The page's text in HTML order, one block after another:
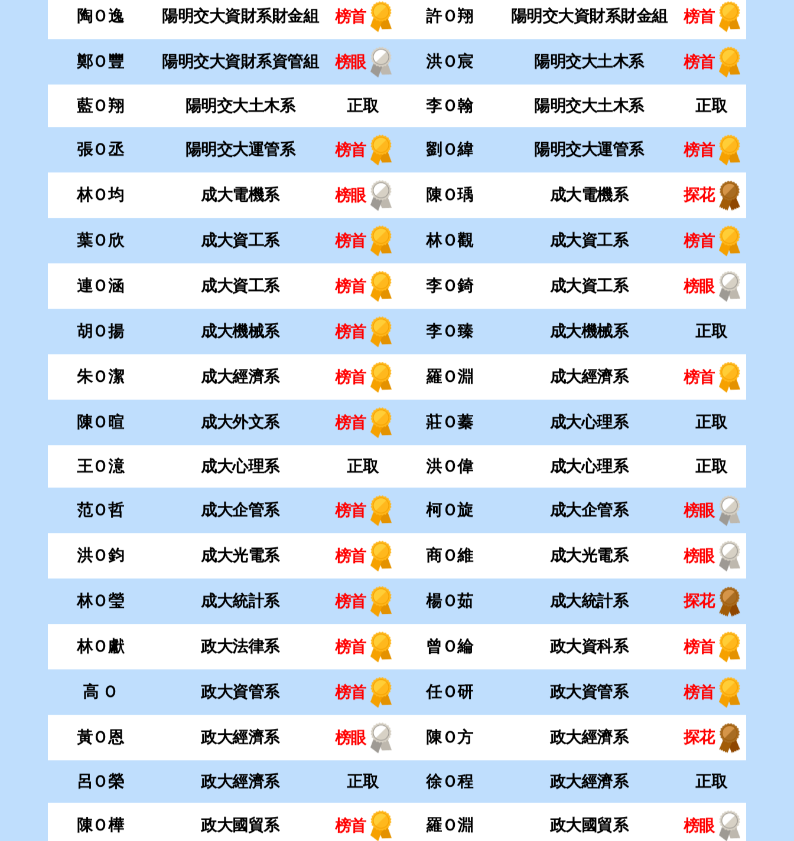
張Ｏ丞 陽明交大運管系 榜首 劉Ｏ緯 陽明交大運管系 榜首
林Ｏ均 成大電機系 榜眼 陳Ｏ瑀 成大電機系 探花
葉Ｏ欣 成大資工系 榜首 林Ｏ觀 成大資工系 榜首
連Ｏ涵 成大資工系 榜首 李Ｏ錡 成大資工系 榜眼
胡Ｏ揚 成大機械系 榜首 李Ｏ臻 成大機械系 正取
朱Ｏ潔 成大經濟系 榜首 羅Ｏ淵 成大經濟系 榜首
陳Ｏ暄 成大外文系 榜首 莊Ｏ蓁 成大心理系 正取
王Ｏ澺 成大心理系 正取 洪Ｏ偉 成大心理系 正取
范Ｏ哲 成大企管系 榜首 柯Ｏ旋 成大企管系 榜眼
洪Ｏ鈞 成大光電系 榜首 商Ｏ維 成大光電系 榜眼
林Ｏ瑩 成大統計系 榜首 楊Ｏ茹 成大統計系 探花
林Ｏ獻 政大法律系 榜首 曾Ｏ綸 政大資科系 榜首
高 Ｏ 政大資管系 榜首 任Ｏ研 政大資管系 榜首
黃Ｏ恩 政大經濟系 榜眼 陳Ｏ方 政大經濟系 探花
呂Ｏ榮 政大經濟系 正取 徐Ｏ程 政大經濟系 正取
陳Ｏ樺 政大國貿系 榜首 羅Ｏ淵 政大國貿系 榜眼
陳Ｏ靜 政大企管系 榜首 曾Ｏ亘 政大企管系 榜首
林Ｏ蓁 政大英文系 榜眼 温Ｏ姍 政大英文系 探花
李Ｏ潁 政大心理系 榜首 張Ｏ榆 政大心理系 榜眼